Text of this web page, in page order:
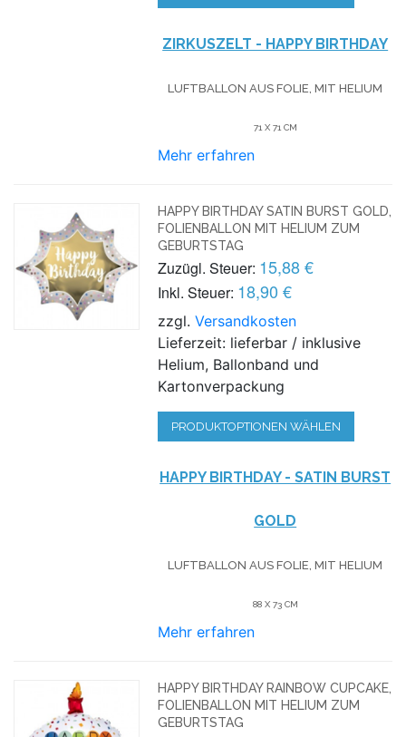
ZIRKUSZELT - HAPPY BIRTHDAY
LUFTBALLON AUS FOLIE, MIT HELIUM
71 X 71 CM
Mehr erfahren
HAPPY BIRTHDAY SATIN BURST GOLD,
FOLIENBALLON MIT HELIUM ZUM
GEBURTSTAG
Zuzügl. Steuer: 15,88 €
Inkl. Steuer: 18,90 €
zzgl.Versandkosten
Lieferzeit: lieferbar / inklusive
Helium, Ballonband und
Kartonverpackung
PRODUKTOPTIONEN WÄHLEN
HAPPY BIRTHDAY - SATIN BURST
GOLD
LUFTBALLON AUS FOLIE, MIT HELIUM
88 X 73 CM
Mehr erfahren
HAPPY BIRTHDAY RAINBOW CUPCAKE,
FOLIENBALLON MIT HELIUM ZUM
GEBURTSTAG